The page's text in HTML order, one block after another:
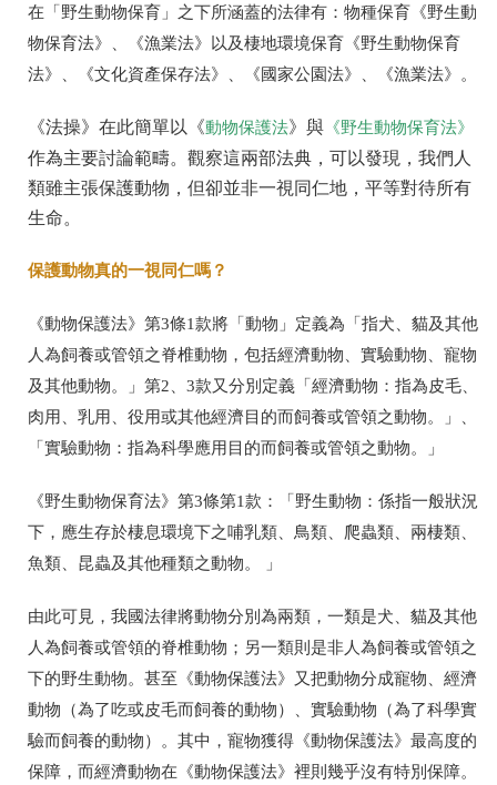
在「野生動物保育」之下所涵蓋的法律有：物種保育《野生動
物保育法》、《漁業法》以及棲地環境保育《野生動物保育
法》、《文化資產保存法》、《國家公園法》、《漁業法》。
《法操》在此簡單以《動物保護法》與 《野生動物保育法》
作為主要討論範疇。觀察這兩部法典，可以發現，我們人
類雖主張保護動物，但卻並非一視同仁地，平等對待所有
生命。
保護動物真的一視同仁嗎？
《動物保護法》第3條1款將「動物」定義為「 指犬、貓及其他
人為飼養或管領之脊椎動物，包括經濟動物、實驗動物、寵物
及其他動物。
」第2、3款又分別定義 「經濟動物：指為皮毛、
肉用、乳用、役用或其他經濟目的而飼養或管領之動物。」、
「實驗動物：指為科學應用目的而飼養或管領之動物。」
《野生動物保育法》第3條第1款：「 野生動物：係指一般狀況
下，應生存於棲息環境下之哺乳類、鳥類、爬蟲類、兩棲類、
魚類、昆蟲及其他種類之動物。 」
由此可見， 我國法律將動物分別為兩類，一類是犬、貓及其他
人為飼養或管領的脊椎動物；另一類則是非人為飼養或管領之
下的野生動物。甚至 《動物保護法》又把動物分成寵物、經濟
動物（為了吃或皮毛而飼養的動物）、實驗動物（為了科學實
驗而飼養的動物）。其中，寵物獲得《動物保護法》最高度的
保障，而經濟動物在《動物保護法》裡則幾乎沒有特別保障。